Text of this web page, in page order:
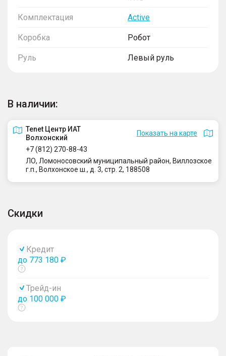
Комплектация Active
Коробка Робот
Руль Левый руль
В наличии:
Tenet Центр ИАТ
Волхонский
Показать на карте
+7 (812) 270-88-43
ЛО, Ломоносовский муниципальный район, Виллозское
г.п., Волхонское ш., д. 3, стр. 2, 188508
Скидки
Кредит
до 773 180 ₽
Показать
Трейд-ин
до 100 000 ₽
Показать